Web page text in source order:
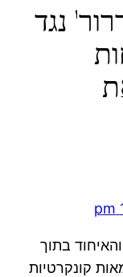
נגד
בתוך
קונקרטיות